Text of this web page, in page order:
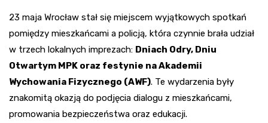
23 maja Wrocław stał się miejscem wyjątkowych spotkań
pomiędzy mieszkańcami a policją, która czynnie brała udział
w trzech lokalnych imprezach: Dniach Odry, Dniu
Otwartym MPK oraz festynie na Akademii
Wychowania Fizycznego (AWF). Te wydarzenia były
znakomitą okazją do podjęcia dialogu z mieszkańcami,
promowania bezpieczeństwa oraz edukacji.